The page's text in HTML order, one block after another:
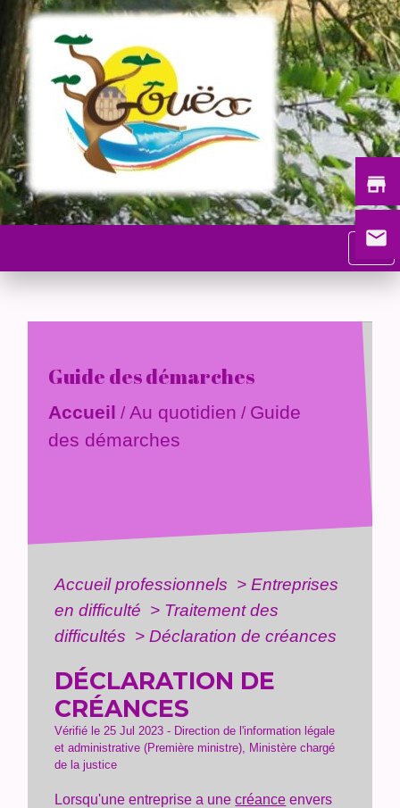
menu
Guide des démarches
Accueil / Au quotidien / Guide
des démarches
Accueil professionnels > Entreprises
en difficulté > Traitement des
difficultés > Déclaration de créances
DÉCLARATION DE
CRÉANCES
Vérifié le 25 Jul 2023 - Direction de l'information légale
et administrative (Première ministre), Ministère chargé
de la justice
Lorsqu'une entreprise a unecréance envers
store
email